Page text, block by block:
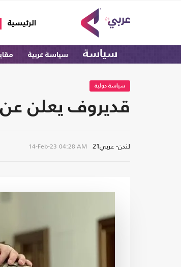
الرئيسية
(current)
سياسة سياسة عربية
سياسة دولية
قديروف يعلن عن
لندن- عربي21 14-Feb-23 04:28 AM